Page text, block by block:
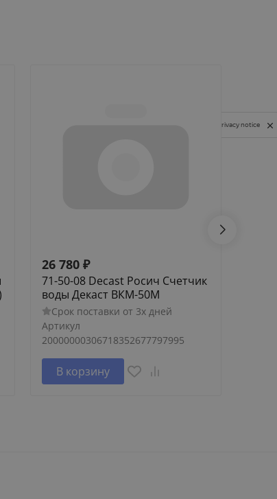
26 780 ₽
71-50-08 Decast Росич Счетчик
воды Декаст ВКМ-50М
Срок поставки от 3х дней
Артикул
20000000306718352677797995
В корзину
Privacy notice